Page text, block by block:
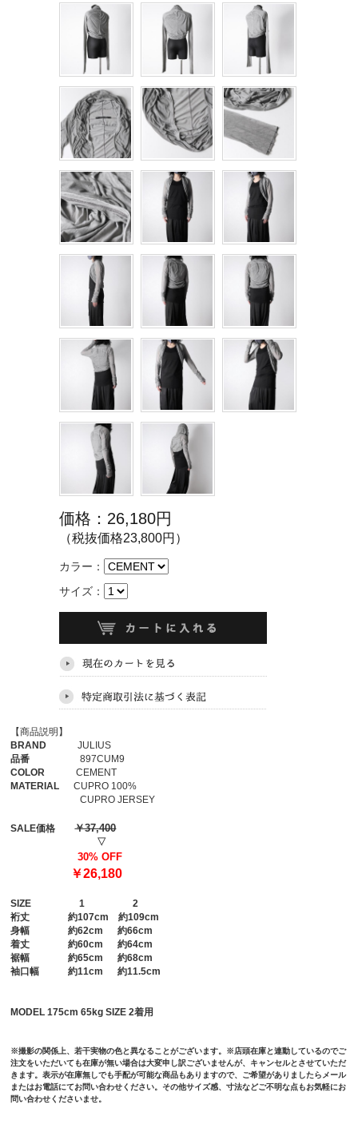
価格：26,180円
（税抜価格23,800円）
カラー：
サイズ：
【商品説明】
BRAND JULIUS
品番 897CUM9
COLOR CEMENT
MATERIAL CUPRO 100%
CUPRO JERSEY
SALE価格￥37,400
▽
30% OFF
￥26,180
SIZE 1
2
裄丈 約107cm 約109cm
身幅 約62cm 約66cm
着丈 約60cm 約64cm
裾幅 約65cm 約68cm
袖口幅 約11cm 約11.5cm
MODEL 175cm 65kg SIZE 2着用
※撮影の関係上、若干実物の色と異なることがございます。※店頭在庫と連動しているのでご
注文をいただいても在庫が無い場合は大変申し訳ございませんが、キャンセルとさせていただ
きます。表示が在庫無しでも手配が可能な商品もありますので、ご希望がありましたらメール
またはお電話にてお問い合わせください。その他サイズ感、寸法などご不明な点もお気軽にお
問い合わせくださいませ。